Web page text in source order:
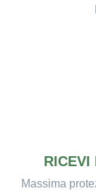
RICEVI
Massima